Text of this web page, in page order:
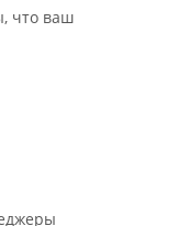
что ваш